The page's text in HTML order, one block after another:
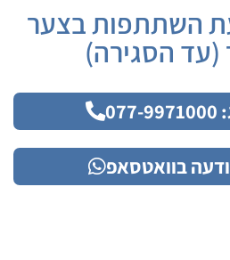
השתתפות בצער
(עד הסגירה)
בוואטסאפ